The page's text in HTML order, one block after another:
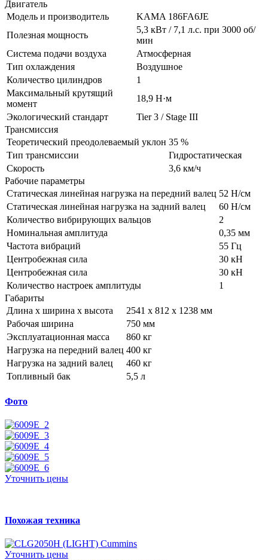
Двигатель
Модель и производитель
KAMA 186FA6JE
Полезная мощность
5,3 кВт / 7,1 л.с. при 3000 об/
мин
Система подачи воздуха
Атмосферная
Тип охлаждения
Воздушное
Количество цилиндров
1
Максимальный крутящий
момент
18,9 Н·м
Экологический стандарт
Tier 3 / Stage III
Трансмиссия
Теоретический преодолеваемый уклон 35 %
Тип трансмиссии
Гидростатическая
Скорость
3,6 км/ч
Рабочие параметры
Статическая линейная нагрузка на передний валец 52 H/см
Статическая линейная нагрузка на задний валец
60 H/см
Количество вибрирующих вальцов
2
Номинальная амплитуда
0,35 мм
Частота вибраций
55 Гц
Центробежная сила
30 кН
Центробежная сила
30 кН
Количество настроек амплитуды
1
Габариты
Длина x ширина x высота
2541 x 812 x 1238 мм
Рабочая ширина
750 мм
Эксплуатационная масса
860 кг
Нагрузка на передний валец 400 кг
Нагрузка на задний валец
460 кг
Топливный бак
5,5 л
Фото
Уточнить цены
Похожая техника
Уточнить цены